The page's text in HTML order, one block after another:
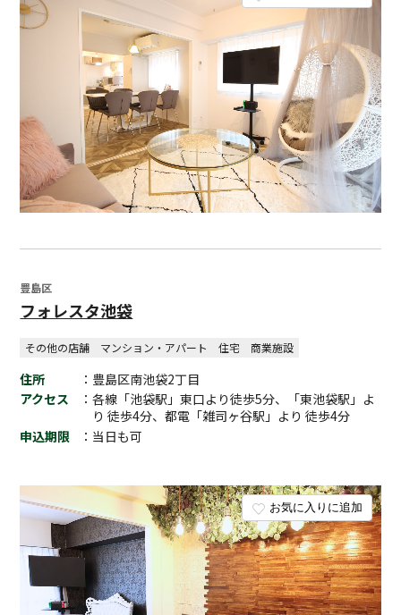
お気に入りに追加
豊島区
フォレスタ池袋
その他の店舗 マンション・アパート 住宅 商業施設
住所
：豊島区南池袋2丁目
アクセス
：各線「池袋駅」東口より徒歩5分、「東池袋駅」よ
り 徒歩4分、都電「雑司ヶ谷駅」より 徒歩4分
申込期限
：当日も可